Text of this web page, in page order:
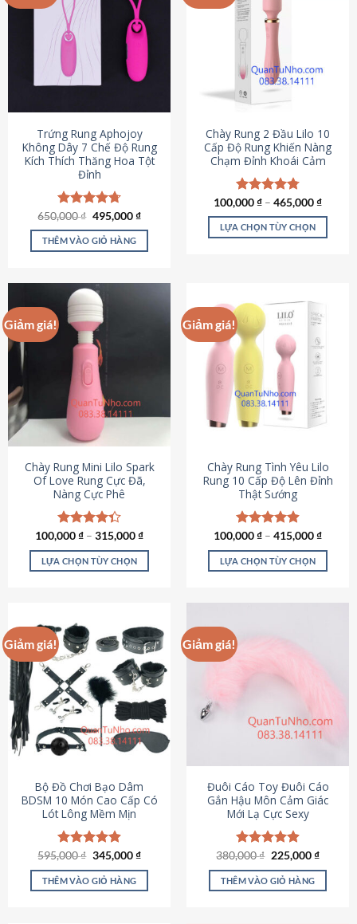
Trứng Rung Aphojoy
Không Dây 7 Chế Độ Rung
Kích Thích Thăng Hoa Tột
Đỉnh
Được xếp
hạng4.72
5 sao
650,000₫ Giá
là:
650,000 ₫.
495,000₫Giá
tại
495,000 ₫.
THÊM VÀO GIỎ HÀNG
Chày Rung 2 Đầu Lilo 10
Cấp Độ Rung Khiến Nàng
Chạm Đỉnh Khoái Cảm
Được xếp
hạng4.80
5 sao
100,000₫ – 465,000₫
LỰA CHỌN TÙY CHỌN
nhiều
biến
thể.
Các
chọn
thể
chọn
trên
trang
sản
phẩm
Giảm giá!
Chày Rung Mini Lilo Spark
Of Love Rung Cực Đã,
Nàng Cực Phê
Được xếp
hạng4.33
5 sao
100,000₫ – 315,000₫
LỰA CHỌN TÙY CHỌN
có
nhiều
biến
thể.
Các
tùy
chọn
có
chọn
trên
trang
sản
phẩm
Giảm giá!
Chày Rung Tình Yêu Lilo
Rung 10 Cấp Độ Lên Đỉnh
Thật Sướng
Được xếp
hạng4.94
5 sao
100,000₫ – 415,000₫
LỰA CHỌN TÙY CHỌN
biến
thể.
chọn
chọn
trên
trang
sản
phẩm
Giảm giá!
Bộ Đồ Chơi Bạo Dâm
BDSM 10 Món Cao Cấp Có
Lót Lông Mềm Mịn
Được xếp
hạng4.88
5 sao
595,000₫ Giá
là:
595,000 ₫.
345,000₫Giá
tại
THÊM VÀO GIỎ HÀNG
Giảm giá!
Đuôi Cáo Toy Đuôi Cáo
Gắn Hậu Môn Cảm Giác
Mới Lạ Cực Sexy
Được xếp
hạng4.88
5 sao
380,000₫ Giá
là:
380,000 ₫.
225,000₫Giá
tại
THÊM VÀO GIỎ HÀNG